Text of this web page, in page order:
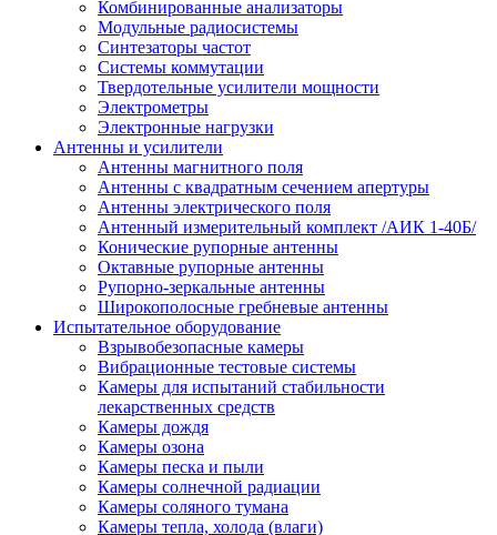
Комбинированные анализаторы
Модульные радиосистемы
Синтезаторы частот
Системы коммутации
Твердотельные усилители мощности
Электрометры
Электронные нагрузки
Антенны и усилители
Антенны магнитного поля
Антенны с квадратным сечением апертуры
Антенны электрического поля
Антенный измерительный комплект /АИК 1-40Б/
Конические рупорные антенны
Октавные рупорные антенны
Рупорно-зеркальные антенны
Широкополосные гребневые антенны
Испытательное оборудование
Взрывобезопасные камеры
Вибрационные тестовые системы
Камеры для испытаний стабильности
лекарственных средств
Камеры дождя
Камеры озона
Камеры песка и пыли
Камеры солнечной радиации
Камеры соляного тумана
Камеры тепла, холода (влаги)